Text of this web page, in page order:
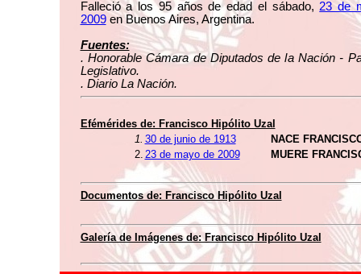
Falleció a los 95 años de edad el sábado, 23 de
2009en Buenos Aires, Argentina.
Fuentes:
. Honorable Cámara de Diputados de la Nación -
Legislativo.
. Diario La Nación.
Efémérides de: Francisco Hipólito Uzal
1. 30 de junio de 1913
NACE
2. 23 de mayo de 2009 MUERE
Documentos de: Francisco Hipólito Uzal
Galería de Imágenes de: Francisco Hipólito Uzal